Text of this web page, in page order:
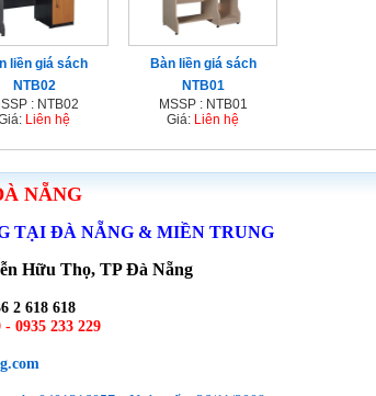
liền giá sách
NTB02
: NTB02
Liên hệ
Bàn liền giá sách
NTB01
MSSP : NTB01
Giá: Liên hệ
NẴNG
TẠI ĐÀ NẴNG & MIỀN TRUNG
Hữu Thọ, TP Đà Nẵng
2 618 618
- 0935 233 229